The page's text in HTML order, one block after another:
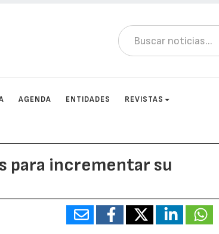
AGENDA ENTIDADES REVISTAS
para incrementar su